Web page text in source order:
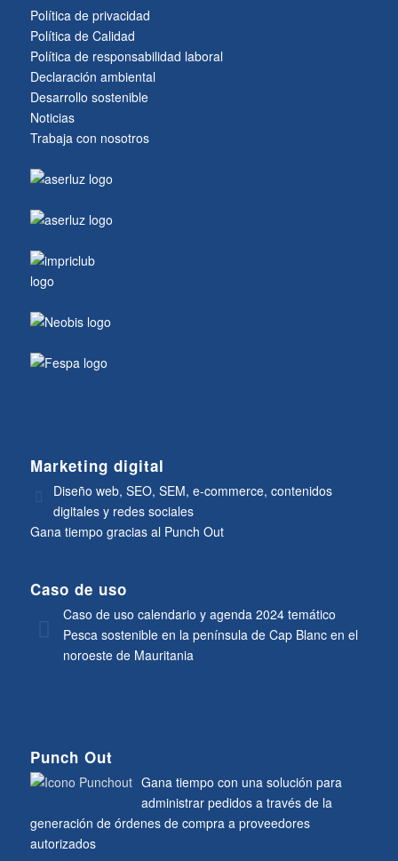
Política de privacidad
Política de Calidad
Política de responsabilidad laboral
Declaración ambiental
Desarrollo sostenible
Noticias
Trabaja con nosotros
Marketing digital
Diseño web, SEO, SEM, e-commerce, contenidos
digitales y redes sociales
Gana tiempo gracias al Punch Out
Caso de uso
Caso de uso calendario y agenda 2024 temático
Pesca sostenible en la península de Cap Blanc en el
noroeste de Mauritania
Punch Out
Gana tiempo con una solución para
administrar pedidos a través de la
generación de órdenes de compra a proveedores
autorizados